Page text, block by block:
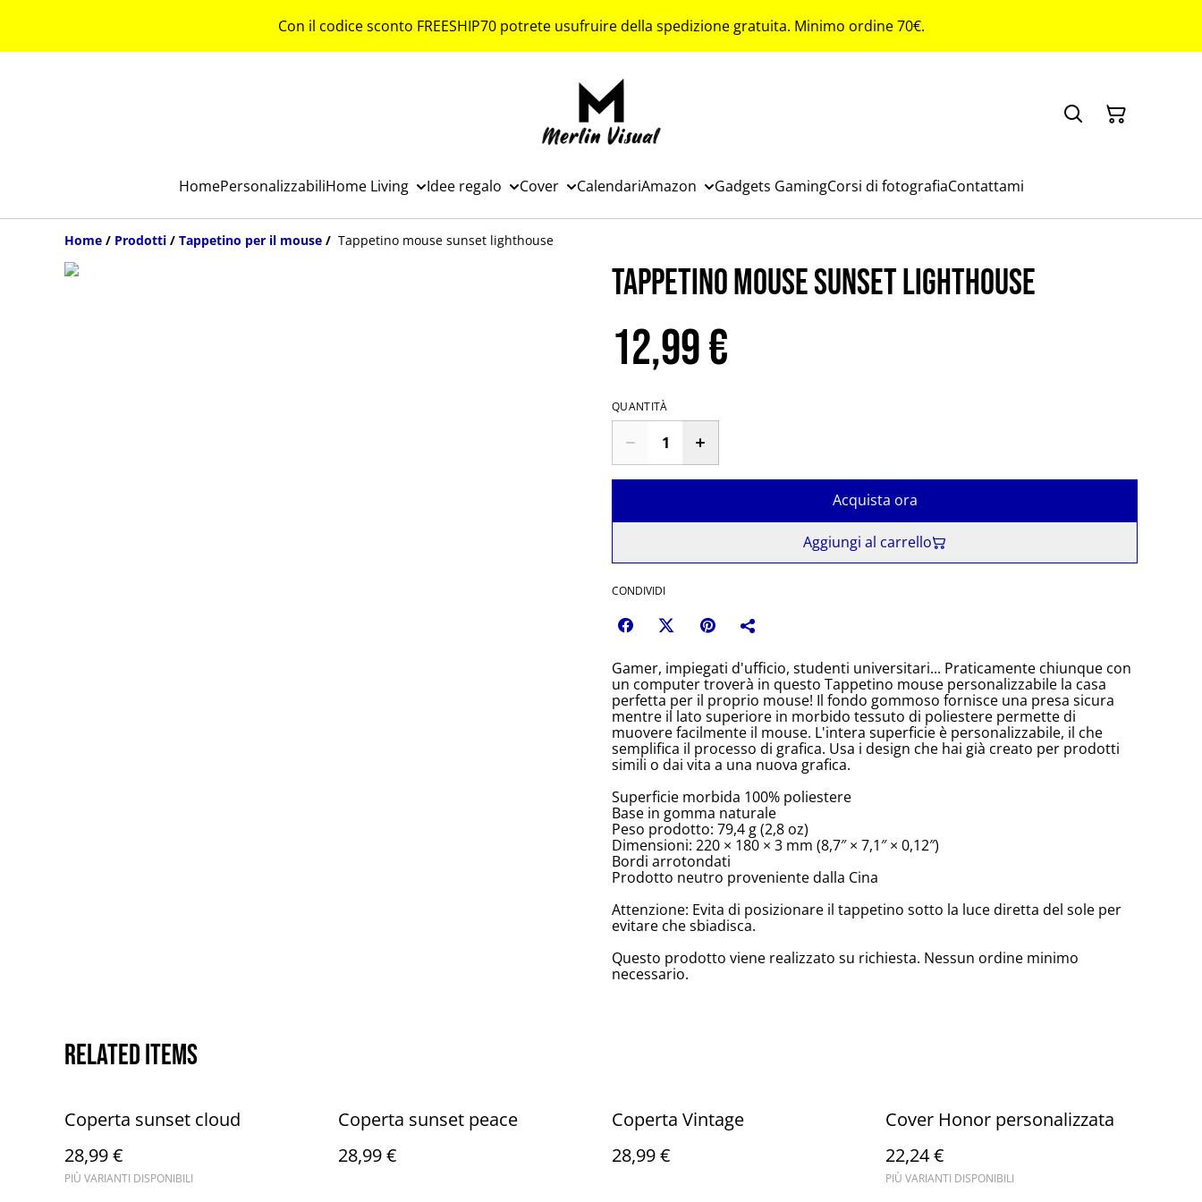
Con il codice sconto FREESHIP70 potrete usufruire della spedizione gratuita. Minimo ordine 70€.
HomePersonalizzabiliHome Living Idee regalo Cover CalendariAmazon Gadgets GamingCorsi di fotografiaContattami
Home / Prodotti / Tappetino per il mouse / Tappetino mouse sunset lighthouse
Tappetino mouse sunset lighthouse
12,99 €
QUANTITÀ
Acquista ora
Aggiungi al carrello
CONDIVIDI
Gamer, impiegati d'ufficio, studenti universitari... Praticamente chiunque con
un computer troverà in questo Tappetino mouse personalizzabile la casa
perfetta per il proprio mouse! Il fondo gommoso fornisce una presa sicura
mentre il lato superiore in morbido tessuto di poliestere permette di
muovere facilmente il mouse. L'intera superficie è personalizzabile, il che
semplifica il processo di grafica. Usa i design che hai già creato per prodotti
simili o dai vita a una nuova grafica.
Superficie morbida 100% poliestere
Base in gomma naturale
Peso prodotto: 79,4 g (2,8 oz)
Dimensioni: 220 × 180 × 3 mm (8,7″ × 7,1″ × 0,12″)
Bordi arrotondati
Prodotto neutro proveniente dalla Cina
Attenzione: Evita di posizionare il tappetino sotto la luce diretta del sole per
evitare che sbiadisca.
Questo prodotto viene realizzato su richiesta. Nessun ordine minimo
necessario.
Related items
Coperta sunset cloud
28,99 €
PIÙ VARIANTI DISPONIBILI
Coperta sunset peace
28,99 €
Coperta Vintage
28,99 €
Cover Honor personalizzata
22,24 €
PIÙ VARIANTI DISPONIBILI